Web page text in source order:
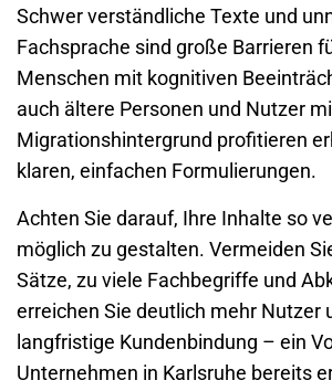
Schwer verständliche Texte und
Fachsprache sind große Barrieren
Menschen mit kognitiven
auch ältere Personen und Nutzer
Migrationshintergrund profitieren
klaren, einfachen Formulierungen.
Achten Sie darauf, Ihre Inhalte so
möglich zu gestalten. Vermeiden
Sätze, zu viele Fachbegriffe und
erreichen Sie deutlich mehr Nutzer
langfristige Kundenbindung – ein
Unternehmen in Karlsruhe bereits